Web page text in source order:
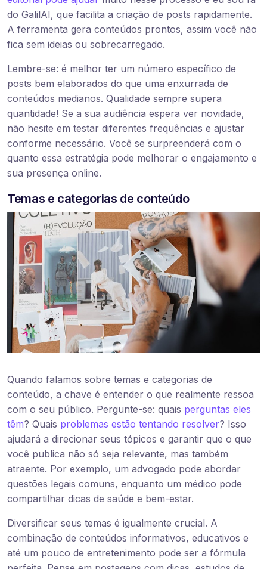
do GalilAI, que facilita a criação de posts rapidamente.
A ferramenta gera conteúdos prontos, assim você não
fica sem ideias ou sobrecarregado.
Lembre-se: é melhor ter um número específico de
posts bem elaborados do que uma enxurrada de
conteúdos medianos. Qualidade sempre supera
quantidade! Se a sua audiência espera ver novidade,
não hesite em testar diferentes frequências e ajustar
conforme necessário. Você se surpreenderá com o
quanto essa estratégia pode melhorar o engajamento e
sua presença online.
Temas e categorias de conteúdo
Quando falamos sobre temas e categorias de
conteúdo, a chave é entender o que realmente ressoa
com o seu público. Pergunte-se: quais perguntas eles
têm? Quais problemas estão tentando resolver? Isso
ajudará a direcionar seus tópicos e garantir que o que
você publica não só seja relevante, mas também
atraente. Por exemplo, um advogado pode abordar
questões legais comuns, enquanto um médico pode
compartilhar dicas de saúde e bem-estar.
Diversificar seus temas é igualmente crucial. A
combinação de conteúdos informativos, educativos e
até um pouco de entretenimento pode ser a fórmula